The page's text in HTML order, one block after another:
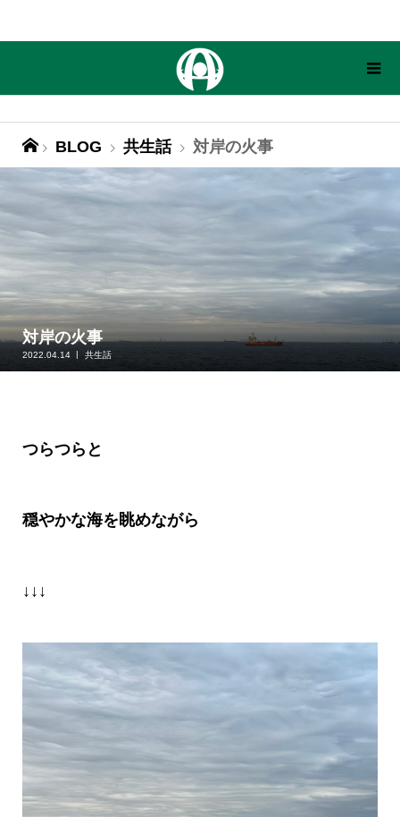
BLOG 共生話 対岸の火事
対岸の火事
2022.04.14 共生話
つらつらと
穏やかな海を眺めながら
↓↓↓